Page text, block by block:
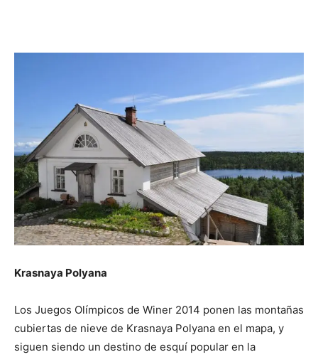
Krasnaya Polyana
Los Juegos Olímpicos de Winer 2014 ponen las montañas
cubiertas de nieve de Krasnaya Polyana en el mapa, y
siguen siendo un destino de esquí popular en la